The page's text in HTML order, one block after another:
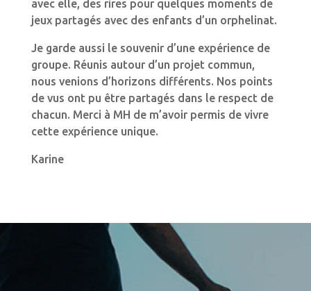
avec elle, des rires pour quelques moments de
jeux partagés avec des enfants d’un orphelinat.
Je garde aussi le souvenir d’une expérience de
groupe. Réunis autour d’un projet commun,
nous venions d’horizons différents. Nos points
de vus ont pu être partagés dans le respect de
chacun. Merci à MH de m’avoir permis de vivre
cette expérience unique.
Karine